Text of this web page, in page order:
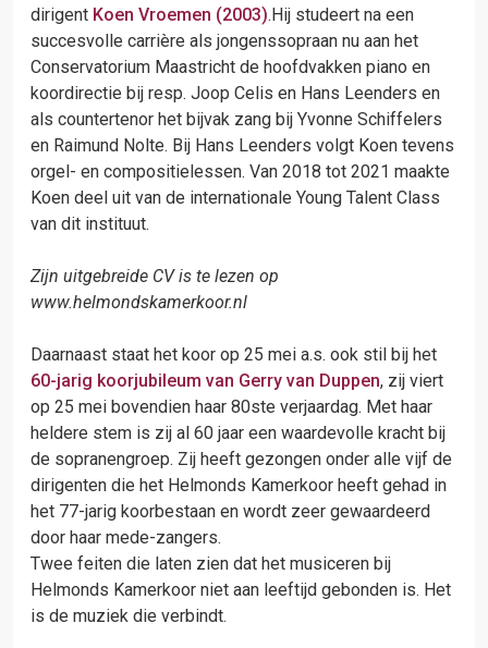
dirigent Koen Vroemen (2003).Hij studeert na een
succesvolle carrière als jongenssopraan nu aan het
Conservatorium Maastricht de hoofdvakken piano en
koordirectie bij resp. Joop Celis en Hans Leenders en
als countertenor het bijvak zang bij Yvonne Schiffelers
en Raimund Nolte. Bij Hans Leenders volgt Koen tevens
orgel- en compositielessen. Van 2018 tot 2021 maakte
Koen deel uit van de internationale Young Talent Class
van dit instituut.
Zijn uitgebreide CV is te lezen op
www.helmondskamerkoor.nl
Daarnaast staat het koor op 25 mei a.s. ook stil bij het
60-jarig koorjubileum van Gerry van Duppen, zij viert
op 25 mei bovendien haar 80ste verjaardag. Met haar
heldere stem is zij al 60 jaar een waardevolle kracht bij
de sopranengroep. Zij heeft gezongen onder alle vijf de
dirigenten die het Helmonds Kamerkoor heeft gehad in
het 77-jarig koorbestaan en wordt zeer gewaardeerd
door haar mede-zangers.
Twee feiten die laten zien dat het musiceren bij
Helmonds Kamerkoor niet aan leeftijd gebonden is. Het
is de muziek die verbindt.